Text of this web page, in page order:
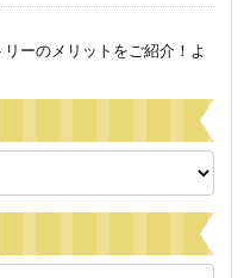
ーのメリットをご紹介！よ